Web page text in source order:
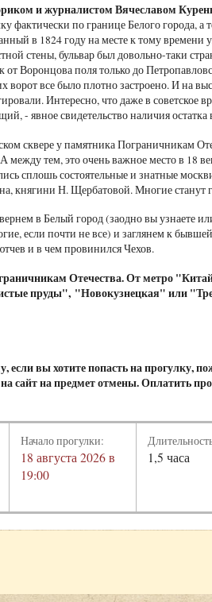
и журналистом Вячеславом
фактически по границе Белого города, а
в 1824 году на месте к тому времени
стены, бульвар был довольно-таки
от Воронцова поля только до
ворот все было плотно застроено. И на
Интересно, что даже в советское
- явное свидетельство наличия остатка
сквере у памятника Пограничникам
между тем, это очень важное место в 18
сплошь состоятельные и знатные
княгини Н. Щербатовой. Многие станут
в Белый город (заодно вы узнаете
если почти не все) и заглянем к
и в чем провинился Чехов.
Отечества. От метро
пруды", "Новокузнецкая" или
если вы хотите попасть на прогулку,
на сайт на предмет отмены. Оплатить
Начало прогулки:
18 августа 2026 в
19:00
1,5 часа